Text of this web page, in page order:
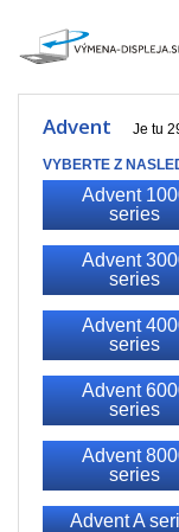
Advent Je tu
VYBERTE Z
Advent
series
Advent
series
Advent
series
Advent
series
Advent
series
Advent A